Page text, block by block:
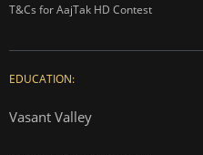
T&Cs for AajTak HD Contest
EDUCATION:
Vasant Valley